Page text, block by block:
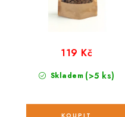
Skladem (>5 ks)
119 Kč